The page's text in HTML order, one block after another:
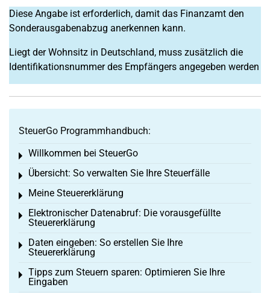
Diese Angabe ist erforderlich, damit das Finanzamt den
Sonderausgabenabzug anerkennen kann.
Liegt der Wohnsitz in Deutschland, muss zusätzlich die
Identifikationsnummer des Empfängers angegeben werden
SteuerGo Programmhandbuch:
Willkommen bei SteuerGo
Toggle menu
Übersicht: So verwalten Sie Ihre Steuerfälle
Toggle menu
Meine Steuererklärung
Toggle menu
Elektronischer Datenabruf: Die vorausgefüllte
Steuererklärung
Toggle menu
Daten eingeben: So erstellen Sie Ihre
Steuererklärung
Toggle menu
Tipps zum Steuern sparen: Optimieren Sie Ihre
Eingaben
Toggle menu